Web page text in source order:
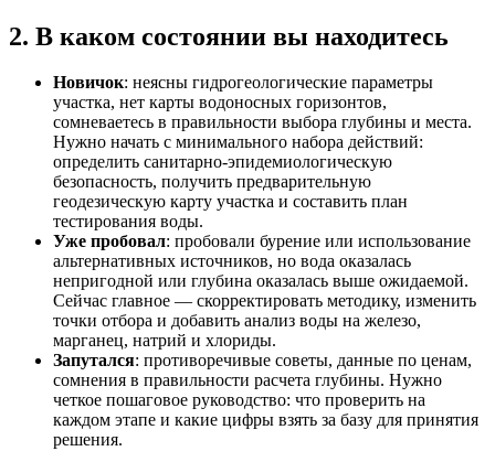
2. В каком состоянии вы находитесь
Новичок: неясны гидрогеологические параметры
участка, нет карты водоносных горизонтов,
сомневаетесь в правильности выбора глубины и места.
Нужно начать с минимального набора действий:
определить санитарно-эпидемиологическую
безопасность, получить предварительную
геодезическую карту участка и составить план
тестирования воды.
Уже пробовал: пробовали бурение или использование
альтернативных источников, но вода оказалась
непригодной или глубина оказалась выше ожидаемой.
Сейчас главное — скорректировать методику, изменить
точки отбора и добавить анализ воды на железо,
марганец, натрий и хлориды.
Запутался: противоречивые советы, данные по ценам,
сомнения в правильности расчета глубины. Нужно
четкое пошаговое руководство: что проверить на
каждом этапе и какие цифры взять за базу для принятия
решения.